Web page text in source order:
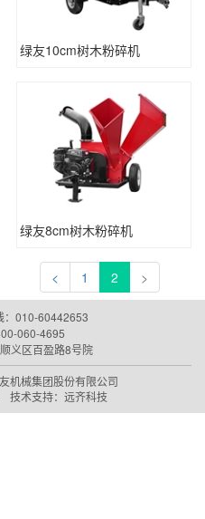
绿友10cm树木粉碎机
绿友8cm树木粉碎机
< 1 2 >
：010-60442653
060-4695
义区百盈路8号院
机械集团股份有限公司
技术支持： 远齐科技